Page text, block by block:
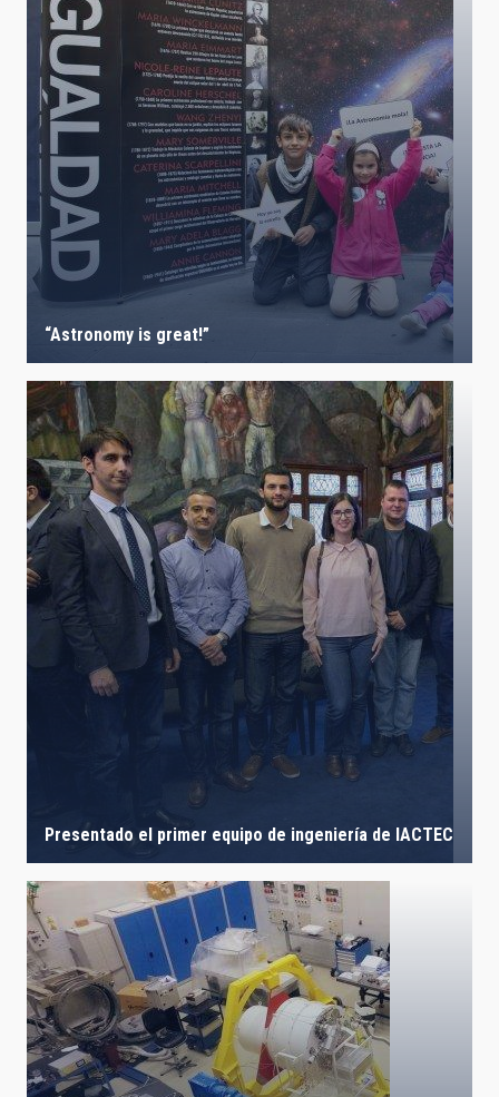
“Astronomy is great!”
Presentado el primer equipo de ingeniería de IACTEC